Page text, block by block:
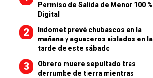
Permiso de Salida de Menor 100 %
Digital
Indomet prevé chubascos en la
mañana y aguaceros aislados en la
tarde de este sábado
Obrero muere sepultado tras
derrumbe de tierra mientras